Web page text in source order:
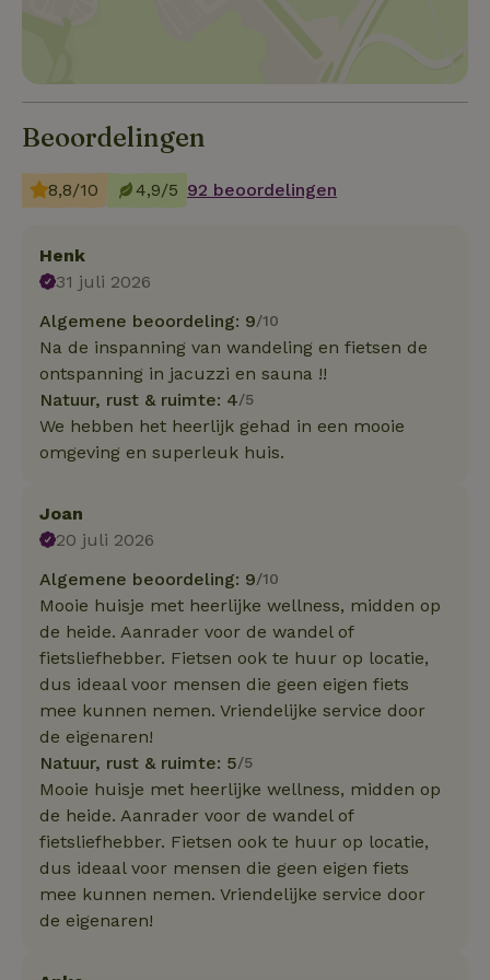
Beoordelingen
8,8/10 4,9/5 92 beoordelingen
Henk
31 juli 2026
Algemene beoordeling: 9/10
Na de inspanning van wandeling en fietsen de
ontspanning in jacuzzi en sauna !!
Natuur, rust & ruimte: 4/5
We hebben het heerlijk gehad in een mooie
omgeving en superleuk huis.
Joan
20 juli 2026
Algemene beoordeling: 9/10
Mooie huisje met heerlijke wellness, midden op
de heide. Aanrader voor de wandel of
fietsliefhebber. Fietsen ook te huur op locatie,
dus ideaal voor mensen die geen eigen fiets
mee kunnen nemen. Vriendelijke service door
de eigenaren!
Natuur, rust & ruimte: 5/5
Mooie huisje met heerlijke wellness, midden op
de heide. Aanrader voor de wandel of
fietsliefhebber. Fietsen ook te huur op locatie,
dus ideaal voor mensen die geen eigen fiets
mee kunnen nemen. Vriendelijke service door
de eigenaren!